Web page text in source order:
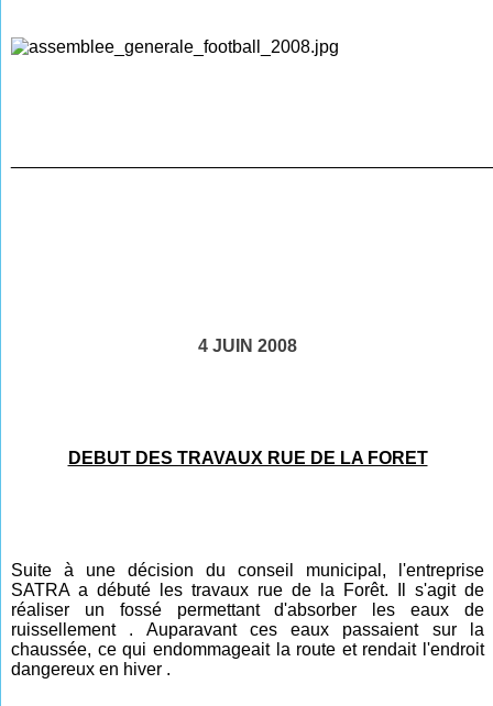
4 JUIN 2008
DEBUT DES TRAVAUX RUE DE LA FORET
Suite à une décision du conseil municipal, l'entreprise
SATRA a débuté les travaux rue de la Forêt. Il s'agit de
réaliser un fossé permettant d'absorber les eaux de
ruissellement . Auparavant ces eaux passaient sur la
chaussée, ce qui endommageait la route et rendait l'endroit
dangereux en hiver .